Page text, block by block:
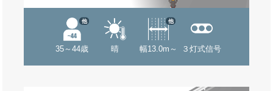
35～44歳
他
晴 幅13.0m～
他
３灯式信号